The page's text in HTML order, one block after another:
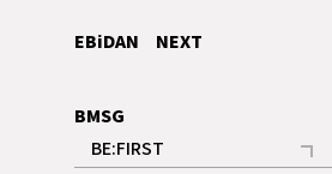
EBiDAN NEXT
BMSG
BE:FIRST